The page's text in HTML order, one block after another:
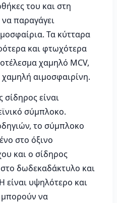
του και στη
παραγάγει
Τα κύτταρα
και φτωχότερα
χαμηλό MCV,
αιμοσφαιρίνη.
σίδηρος είναι
σύμπλοκο.
το σύμπλοκο
στο όξινο
και ο σίδηρος
στο δωδεκαδάκτυλο και
είναι υψηλότερο και
μπορούν να